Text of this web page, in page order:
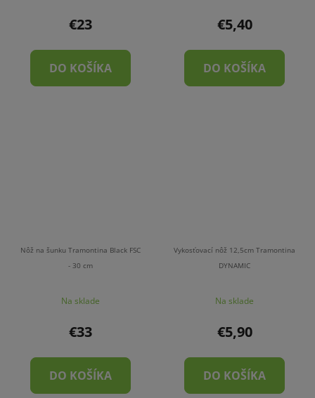
€23
DO KOŠÍKA
€5,40
DO KOŠÍKA
Nôž na šunku Tramontina Black FSC
- 30 cm
Na sklade
€33
DO KOŠÍKA
Vykosťovací nôž 12,5cm Tramontina
DYNAMIC
Na sklade
€5,90
DO KOŠÍKA